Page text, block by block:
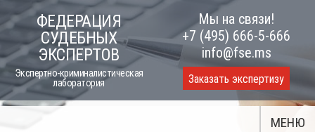
to
content
ФЕДЕРАЦИЯ
СУДЕБНЫХ
ЭКСПЕРТОВ
Экспертно-криминалистическая
лаборатория
Мы на связи!
+7 (495) 666-5-666
info@fse.ms
Заказать экспертизу
МЕНЮ